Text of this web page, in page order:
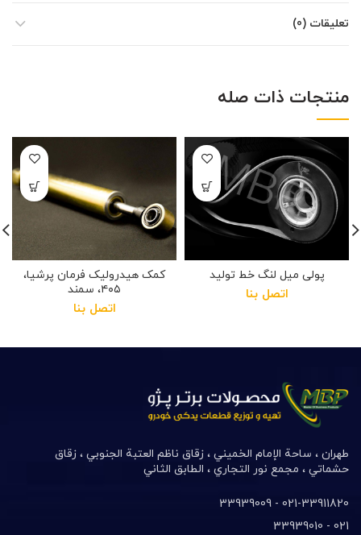
تعليقات (0)
منتجات ذات صله
پولی میل لنگ خط تولید
اتصل بنا
کمک هیدرولیک فرمان پرشیا،
۴۰۵، سمند
اتصل بنا
طهران ، ساحة الإمام الخميني ، زقاق ناظم العتبة الجنوبي ، زقاق
حشماتي ، مجمع نور التجاري ، الطابق الثاني
021-33911820- 33939009
021- 33939010